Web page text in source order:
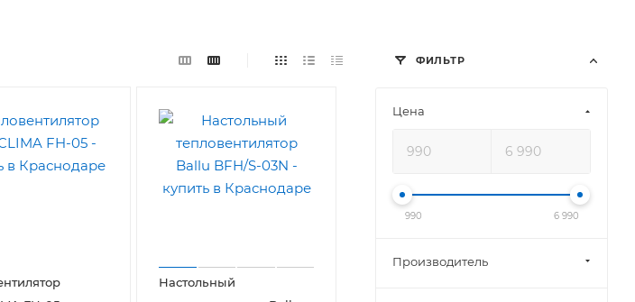
Настольный
ФИЛЬТР
Цена
990 6 990
Производитель